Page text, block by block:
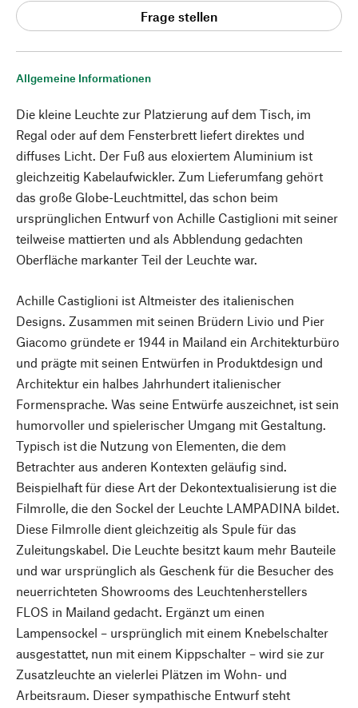
Allgemeine Informationen
Die kleine Leuchte zur Platzierung auf dem Tisch, im
Regal oder auf dem Fensterbrett liefert direktes und
diffuses Licht. Der Fuß aus eloxiertem Aluminium ist
gleichzeitig Kabelaufwickler. Zum Lieferumfang gehört
das große Globe-Leuchtmittel, das schon beim
ursprünglichen Entwurf von Achille Castiglioni mit seiner
teilweise mattierten und als Abblendung gedachten
Oberfläche markanter Teil der Leuchte war.
Achille Castiglioni ist Altmeister des italienischen
Designs. Zusammen mit seinen Brüdern Livio und Pier
Giacomo gründete er 1944 in Mailand ein Architekturbüro
und prägte mit seinen Entwürfen in Produktdesign und
Architektur ein halbes Jahrhundert italienischer
Formensprache. Was seine Entwürfe auszeichnet, ist sein
humorvoller und spielerischer Umgang mit Gestaltung.
Typisch ist die Nutzung von Elementen, die dem
Betrachter aus anderen Kontexten geläufig sind.
Beispielhaft für diese Art der Dekontextualisierung ist die
Filmrolle, die den Sockel der Leuchte LAMPADINA bildet.
Diese Filmrolle dient gleichzeitig als Spule für das
Zuleitungskabel. Die Leuchte besitzt kaum mehr Bauteile
und war ursprünglich als Geschenk für die Besucher des
neuerrichteten Showrooms des Leuchtenherstellers
FLOS in Mailand gedacht. Ergänzt um einen
Lampensockel – ursprünglich mit einem Knebelschalter
ausgestattet, nun mit einem Kippschalter – wird sie zur
Zusatzleuchte an vielerlei Plätzen im Wohn- und
Arbeitsraum. Dieser sympathische Entwurf steht
Frage stellen